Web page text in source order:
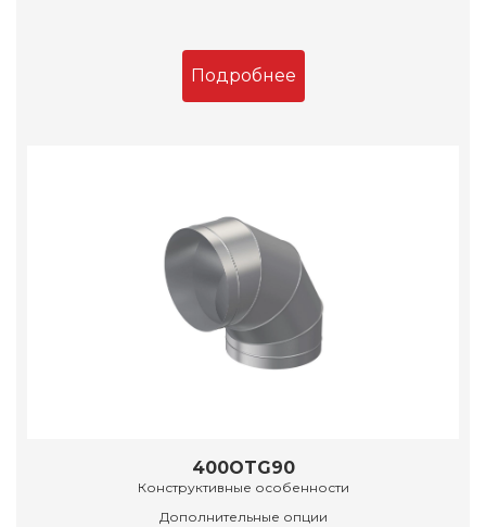
Подробнее
400OTG90
Конструктивные особенности
Дополнительные опции